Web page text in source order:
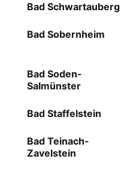
Bad Schwartauberg
Bad Sobernheim
Bad Soden-
Salmünster
Bad Staffelstein
Bad Teinach-
Zavelstein